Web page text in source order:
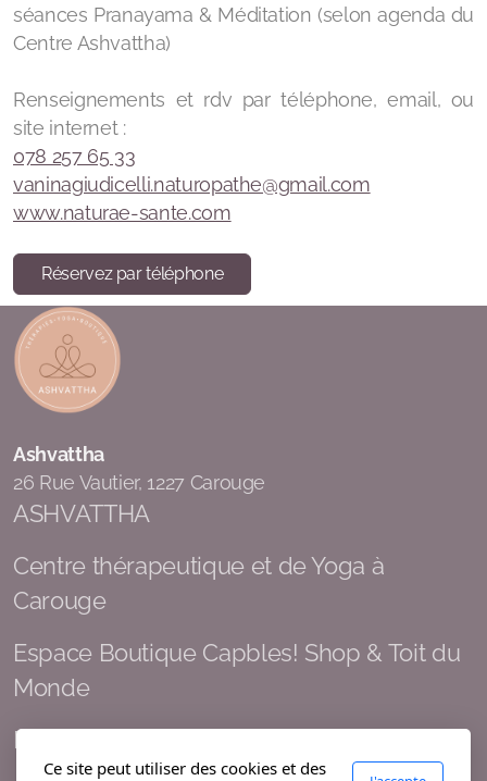
séances Pranayama & Méditation (selon agenda du
Centre Ashvattha)
Renseignements et rdv par téléphone, email, ou
site internet :
078 257 65 33
vaninagiudicelli.naturopathe@gmail.com
www.naturae-sante.com
Réservez par téléphone
Ashvattha
26 Rue Vautier, 1227 Carouge
ASHVATTHA
Centre thérapeutique et de Yoga à
Carouge
Espace Boutique Capbles! Shop & Toit du
Monde
Espace Nature à Genève
Ce site peut utiliser des cookies et des